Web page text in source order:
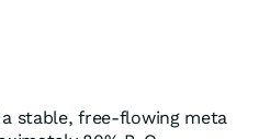
stable, free-flowing meta